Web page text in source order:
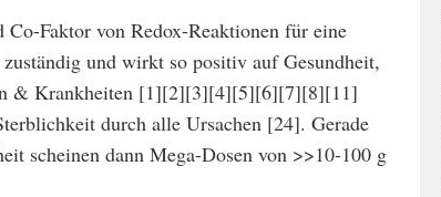
Faktor von Redox-Reaktionen für eine
und wirkt so positiv auf Gesundheit,
& Krankheiten [1][2][3][4][5][6][7][8][11]
durch alle Ursachen [24]. Gerade
scheinen dann Mega-Dosen von >>10-100 g